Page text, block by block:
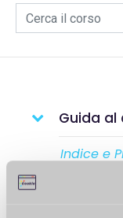
Cerca il corso
Guida al
Indice e